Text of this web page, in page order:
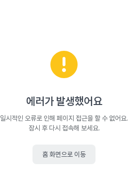
에러가 발생했어요
일시적인 오류로 인해 페이지 접근을 할 수 없어요.
잠시 후 다시 접속해 보세요.
홈 화면으로 이동